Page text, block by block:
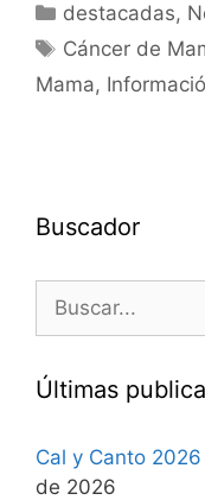
destacadas,
Cáncer de
Mama,
Buscador
Últimas
Cal y Canto
de 2026